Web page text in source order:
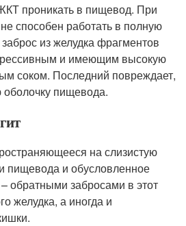
проникать в пищевод. При
способен работать в полную
из желудка фрагментов
и имеющим высокую
соком. Последний повреждает,
оболочку пищевода.
на слизистую
пищевода и обусловленное
обратными забросами в этот
желудка, а иногда и